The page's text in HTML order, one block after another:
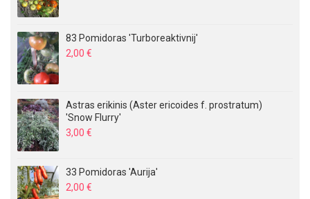
83 Pomidoras 'Turboreaktivnij'
2,00 €
Astras erikinis (Aster ericoides f. prostratum)
'Snow Flurry'
3,00 €
33 Pomidoras 'Aurija'
2,00 €